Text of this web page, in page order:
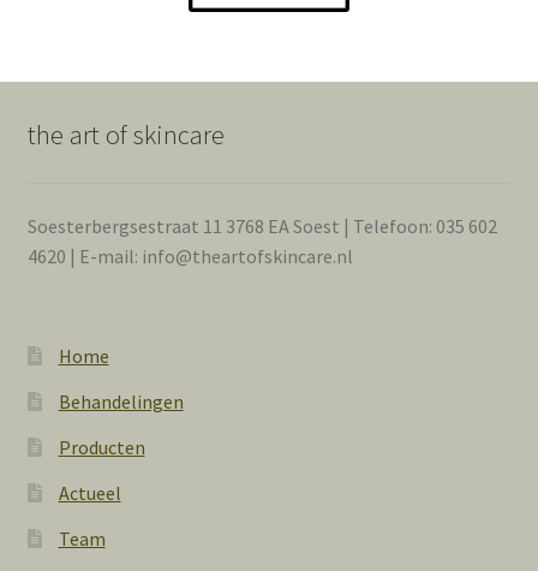
the art of skincare
Soesterbergsestraat 11 3768 EA Soest | Telefoon: 035 602
4620 | E-mail: info@theartofskincare.nl
Home
Behandelingen
Producten
Actueel
Team